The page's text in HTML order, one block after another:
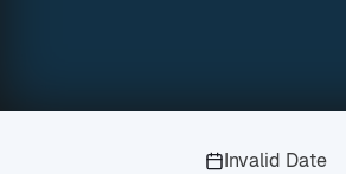
Invalid Date